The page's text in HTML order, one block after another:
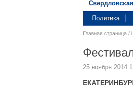
Политика
Главная страница /
25 ноября 2014